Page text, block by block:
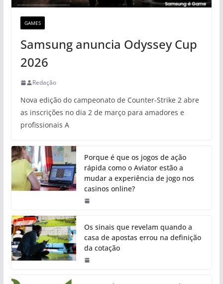
GAMES
Samsung anuncia Odyssey Cup
2026
Redação
Nova edição do campeonato de Counter-Strike 2 abre
as inscrições no dia 2 de março para amadores e
profissionais A
Porque é que os jogos de ação
rápida como o Aviator estão a
mudar a experiência de jogo nos
casinos online?
Os sinais que revelam quando a
casa de apostas errou na definição
da cotação